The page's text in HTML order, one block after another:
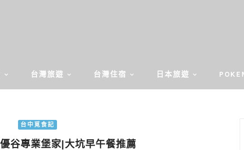
台灣旅遊 台灣住宿 日本旅遊
台中覓食記
優谷專業堡家|大坑早午餐推薦